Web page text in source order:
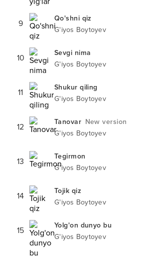
9
Qo'shni qiz
G'iyos Boytoyev
10
Sevgi nima
G'iyos Boytoyev
11
Shukur qiling
G'iyos Boytoyev
12 Tanovar New version
G'iyos Boytoyev
13
Tegirmon
G'iyos Boytoyev
14
Tojik qiz
G'iyos Boytoyev
15
Yolg'on dunyo bu
G'iyos Boytoyev